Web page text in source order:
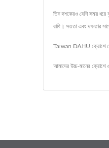
তিন দশকেরও বেশি সময় ধরে
রাখি। সততা এবং দক্ষতার
Taiwan DAHU ক্রোশে
আমাদের উচ্চ-মানের ক্রোশে